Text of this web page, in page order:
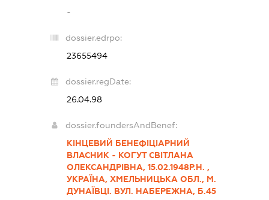
-
dossier.edrpo:
23655494
dossier.regDate:
26.04.98
dossier.foundersAndBenef:
КІНЦЕВИЙ БЕНЕФІЦІАРНИЙ
ВЛАСНИК - КОГУТ СВІТЛАНА
ОЛЕКСАНДРІВНА, 15.02.1948Р.Н. ,
УКРАЇНА, ХМЕЛЬНИЦЬКА ОБЛ., М.
ДУНАЇВЦІ. ВУЛ. НАБЕРЕЖНА, Б.45